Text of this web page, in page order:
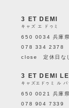
3 ET DEMI
キャズ エ ドゥミ
650 0034 兵庫
078 334 2378
close 定休日な
3 ET DEMI
キャズエドゥミ ル パ
650 0021 兵庫
078 904 7339